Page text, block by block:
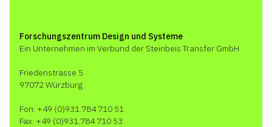
Forschungszentrum Design und Systeme
Ein Unternehmen im Verbund der Steinbeis Transfer GmbH
Friedenstrasse 5
97072 Würzburg
Fon: +49 (0)931.784 710 51
Fax: +49 (0)931.784 710 53